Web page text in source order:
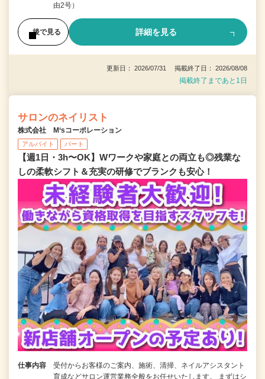
由2号）
後で見る 詳細を見る
更新日： 2026/07/31 掲載終了日： 2026/08/08
掲載終了まであと1日
サロンのネイリスト
株式会社 M‘sコーポレーション
アルバイト パート
【週1日・3h〜OK】Wワークや家庭との両立も◎残業な
しの柔軟シフト＆充実の研修でブランクも安心！
仕事内容
受付からお客様のご案内、施術、清掃、ネイルアシスタント
育成などサロン運営業務全般をお任せいたします。 まずはシ